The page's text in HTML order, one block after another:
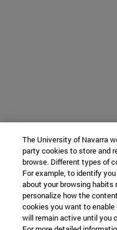
The University of Navarra
party cookies to store and
browse. Different types of
For example, to identify
about your browsing habits
personalize how the
cookies you want to
will remain active until you